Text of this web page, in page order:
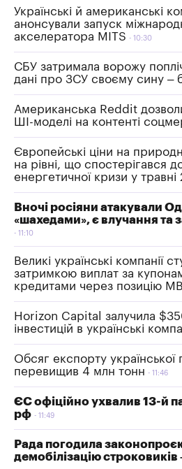
Українські й американські
анонсували запуск
акселератора MITS
10:30
СБУ затримала ворожу
дані про ЗСУ своєму сину –
Американська Reddit
ШІ-моделі на контенті
Європейські ціни на
на рівні, що спостерігався
енергетичної кризи у
Вночі росіяни атакували
«шахедами», є влучання та
11:10
Великі українські компанії
затримкою виплат за
кредитами через позицію
Horizon Capital залучила
інвестицій в українські
Обсяг експорту
перевищив 4 млн тонн
11:46
ЄС офіційно ухвалив 13-й
рф
11:49
Рада погодила
демобілізацію